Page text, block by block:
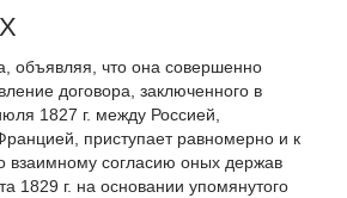
объявляя, что она совершенно
договора, заключенного в
1827 г. между Россией,
приступает равномерно и к
взаимному согласию оных держав
1829 г. на основании упомянутого